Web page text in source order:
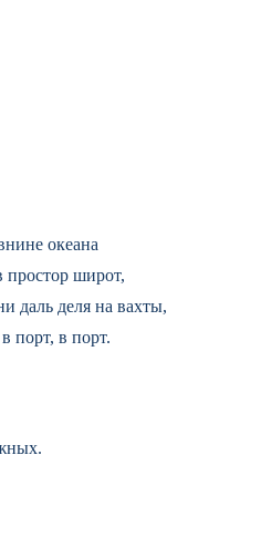
океана
простор широт,
даль деля на вахты,
порт, в порт.